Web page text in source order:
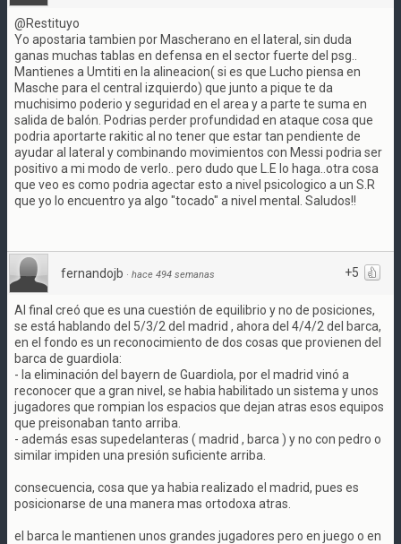
@Restituyo
Yo apostaria tambien por Mascherano en el lateral, sin duda
ganas muchas tablas en defensa en el sector fuerte del psg..
Mantienes a Umtiti en la alineacion( si es que Lucho piensa en
Masche para el central izquierdo) que junto a pique te da
muchisimo poderio y seguridad en el area y a parte te suma en
salida de balón. Podrias perder profundidad en ataque cosa que
podria aportarte rakitic al no tener que estar tan pendiente de
ayudar al lateral y combinando movimientos con Messi podria ser
positivo a mi modo de verlo.. pero dudo que L.E lo haga..otra cosa
que veo es como podria agectar esto a nivel psicologico a un S.R
que yo lo encuentro ya algo "tocado" a nivel mental. Saludos!!
+5
fernandojb · hace 494 semanas
Al final creó que es una cuestión de equilibrio y no de posiciones,
se está hablando del 5/3/2 del madrid , ahora del 4/4/2 del barca,
en el fondo es un reconocimiento de dos cosas que provienen del
barca de guardiola:
- la eliminación del bayern de Guardiola, por el madrid vinó a
reconocer que a gran nivel, se habia habilitado un sistema y unos
jugadores que rompian los espacios que dejan atras esos equipos
que preisonaban tanto arriba.
- además esas supedelanteras ( madrid , barca ) y no con pedro o
similar impiden una presión suficiente arriba.
consecuencia, cosa que ya habia realizado el madrid, pues es
posicionarse de una manera mas ortodoxa atras.
el barca le mantienen unos grandes jugadores pero en juego o en